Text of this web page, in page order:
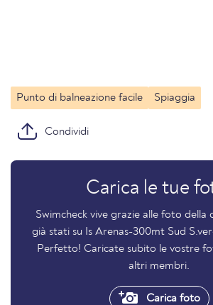
Punto di balneazione facile Spiaggia
Condividi
Carica le tue
Swimcheck vive grazie alle foto della
già stati su Is Arenas-300mt Sud
Perfetto! Caricate subito le vostre
altri membri.
Carica foto